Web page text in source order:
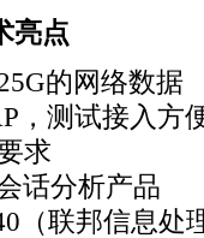
亮点
的网络数据
，测试接入方
求
话分析产品
（联邦信息处